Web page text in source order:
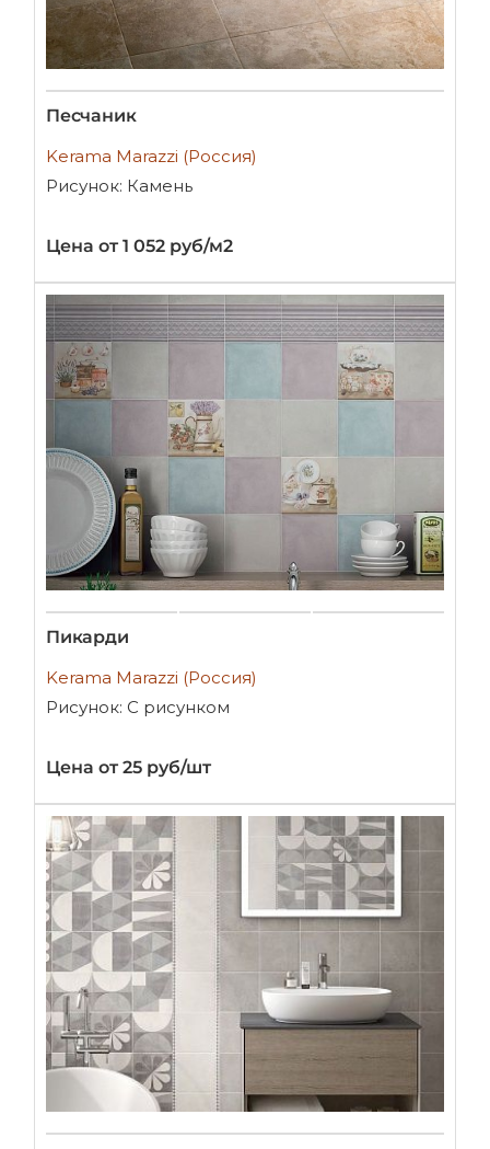
Песчаник
Kerama Marazzi (Россия)
Рисунок: Камень
Цена от 1 052 руб/м2
Пикарди
Kerama Marazzi (Россия)
Рисунок: С рисунком
Цена от 25 руб/шт